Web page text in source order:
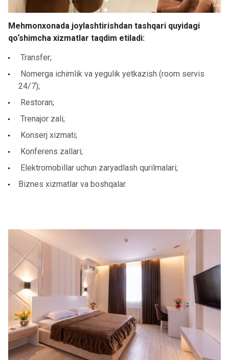
Mehmonxonada joylashtirishdan tashqari quyidagi
qo‘shimcha xizmatlar taqdim etiladi:
Transfer;
Nomerga ichimlik va yegulik yetkazish (room servis
24/7);
Restoran;
Trenajor zali;
Konserj xizmati;
Konferens zallari;
Elektromobillar uchun zaryadlash qurilmalari;
Biznes xizmatlar va boshqalar.